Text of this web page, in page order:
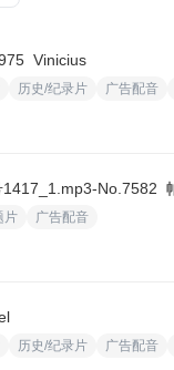
Vinicius
历史/纪录片 广告配音
-No.7582
片 广告配音
历史/纪录片 广告配音